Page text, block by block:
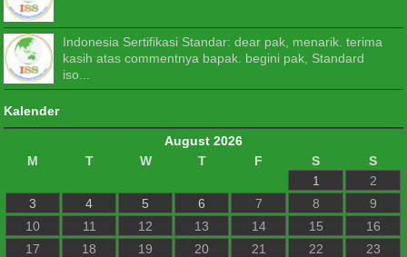
Indonesia Sertifikasi Standar: dear pak, menarik. terima
kasih atas commentnya bapak. begini pak, Standard
iso...
Kalender
August 2026
M
T W T F S
S
1
2
3
4 5 6 7 8
9
10
11 12 13 14 15
16
17
18 19 20 21 22
23